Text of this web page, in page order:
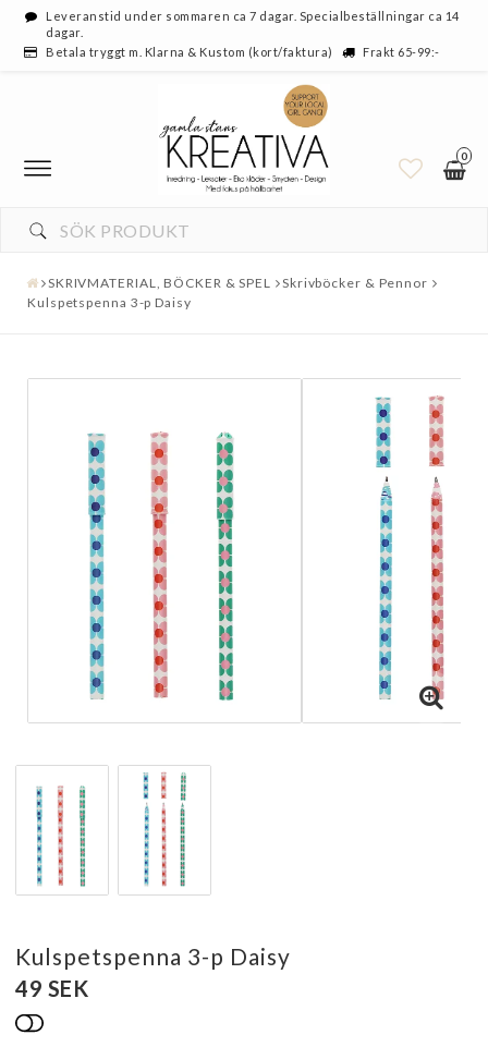
Leveranstid under sommaren ca 7 dagar. Specialbeställningar ca 14
dagar.
Betala tryggt m. Klarna & Kustom (kort/faktura)
Frakt 65-99:-
0
SKRIVMATERIAL, BÖCKER & SPEL
Skrivböcker & Pennor
Kulspetspenna 3-p Daisy
Kulspetspenna 3-p Daisy
49 SEK